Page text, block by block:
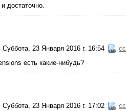
достаточно.
Суббота, 23 Января 2016 г. 16:54
есть какие-нибудь?
Суббота, 23 Января 2016 г. 17:02